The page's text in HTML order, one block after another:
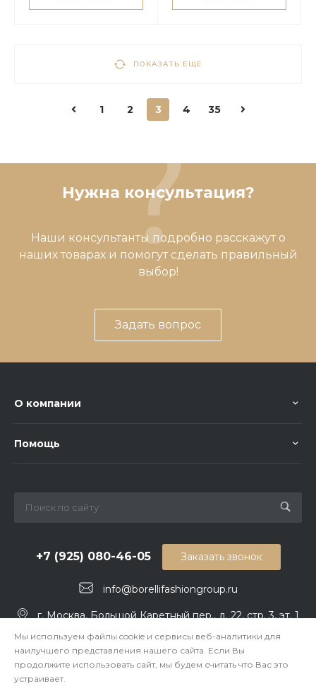
ПОКАЗАТЬ ЕЩЕ
1 2 3 4 35
Нужна консультация?
Наши консультанты подробно расскажут о
наших товарах и помогут сделать правильный
выбор!
Задать вопрос
О компании
Помощь
+7 (925) 080-46-05
info@borellifashiongroup.ru
Заказать звонок
г. Москва, Большой Каретный пер., д. 22, стр. 3, эт. 1
Мы используем файлы cookie и сервисы веб-аналитики для
наилучшего представления нашего сайта. Если Вы
продолжите использовать сайт, мы будем считать что Вас это
устраивает.